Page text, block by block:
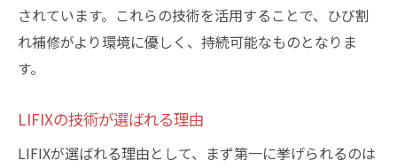
されています。これらの技術を活用することで、ひび割
れ補修がより環境に優しく、持続可能なものとなりま
す。
LIFIXの技術が選ばれる理由
LIFIXが選ばれる理由として、まず第一に挙げられるのは